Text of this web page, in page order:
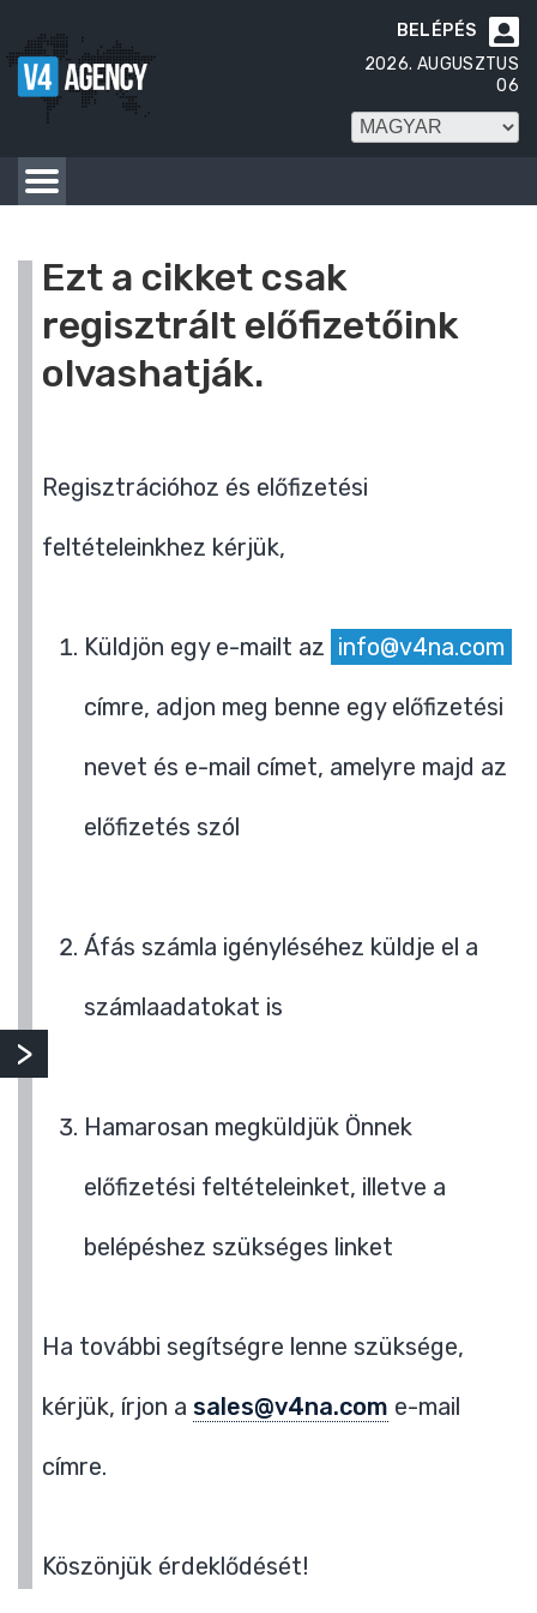

BELÉPÉS
2026. AUGUSZTUS
06
Ezt a cikket csak
regisztrált előfizetőink
olvashatják.
Regisztrációhoz és előfizetési
feltételeinkhez kérjük,
Küldjön egy e-mailt az info@v4na.com
címre, adjon meg benne egy előfizetési
nevet és e-mail címet, amelyre majd az
előfizetés szól
Áfás számla igényléséhez küldje el a
számlaadatokat is
Hamarosan megküldjük Önnek
előfizetési feltételeinket, illetve a
belépéshez szükséges linket
Ha további segítségre lenne szüksége,
kérjük, írjon a sales@v4na.com e-mail
címre.
Köszönjük érdeklődését!